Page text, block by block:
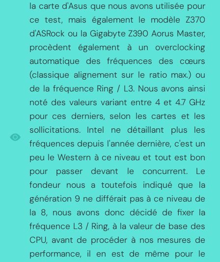
la carte d'Asus que nous avons utilisée pour
ce test, mais également le modèle Z370
d'ASRock ou la Gigabyte Z390 Aorus Master,
procèdent également à un overclocking
automatique des fréquences des cœurs
(classique alignement sur le ratio max.) ou
de la fréquence Ring / L3. Nous avons ainsi
noté des valeurs variant entre 4 et 4.7 GHz
pour ces derniers, selon les cartes et les
sollicitations. Intel ne détaillant plus les
fréquences depuis l'année dernière, c'est un
peu le Western à ce niveau et tout est bon
pour passer devant le concurrent. Le
fondeur nous a toutefois indiqué que la
génération 9 ne différait pas à ce niveau de
la 8, nous avons donc décidé de fixer la
fréquence L3 / Ring, à la valeur de base des
CPU, avant de procéder à nos mesures de
performance, il en est de même pour le